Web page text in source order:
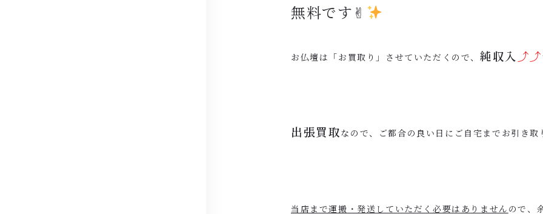
無料です✌︎
お仏壇は「お買取り」させていただくので、 純収入 ⤴︎⤴︎
出張買取なので、ご都合の良い日にご自宅までお引き取
当店まで運搬・発送していただく必要はありません ので、